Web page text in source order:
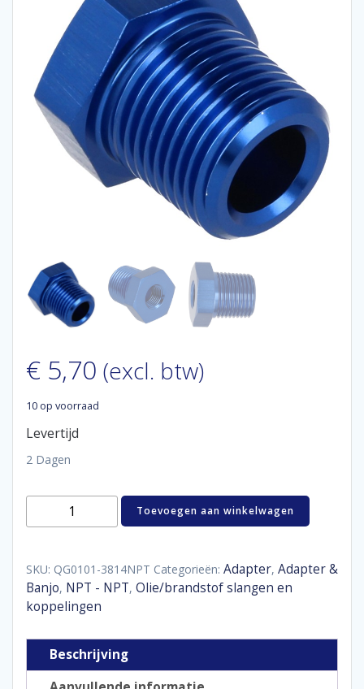
€ 5,70 (excl. btw)
10 op voorraad
Levertijd
2 Dagen
Reducer
3/8"
-
1/4"
NPT
Toevoegen aan winkelwagen
SKU: QG0101-3814NPT Categorieën: Adapter, Adapter &
Banjo, NPT - NPT, Olie/brandstof slangen en
koppelingen
Beschrijving